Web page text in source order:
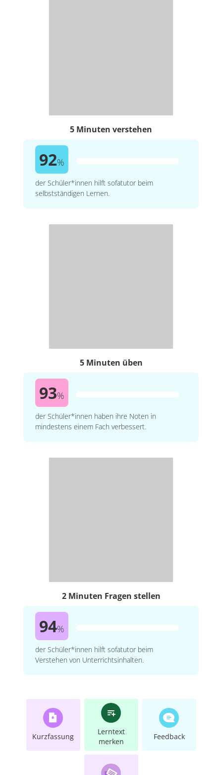
5 Minuten verstehen
92%
der Schüler*innen hilft sofatutor beim
selbstständigen Lernen.
5 Minuten üben
93%
der Schüler*innen haben ihre Noten in
mindestens einem Fach verbessert.
2 Minuten Fragen stellen
94%
der Schüler*innen hilft sofatutor beim
Verstehen von Unterrichtsinhalten.
Kurzfassung
Lerntext
merken
Feedback